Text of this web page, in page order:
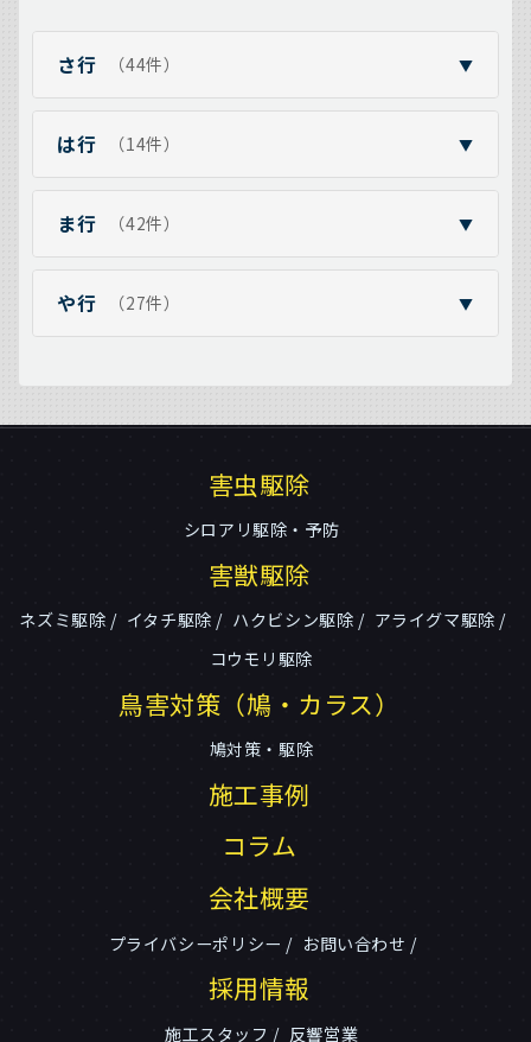
さ行 （44件） ▼
は行 （14件） ▼
ま行 （42件） ▼
や行 （27件） ▼
害虫駆除
シロアリ駆除・予防
害獣駆除
ネズミ駆除 イタチ駆除 ハクビシン駆除
アライグマ駆除
コウモリ駆除
鳥害対策（鳩・カラス）
鳩対策・駆除
施工事例
コラム
会社概要
プライバシーポリシー お問い合わせ
採用情報
施工スタッフ 反響営業